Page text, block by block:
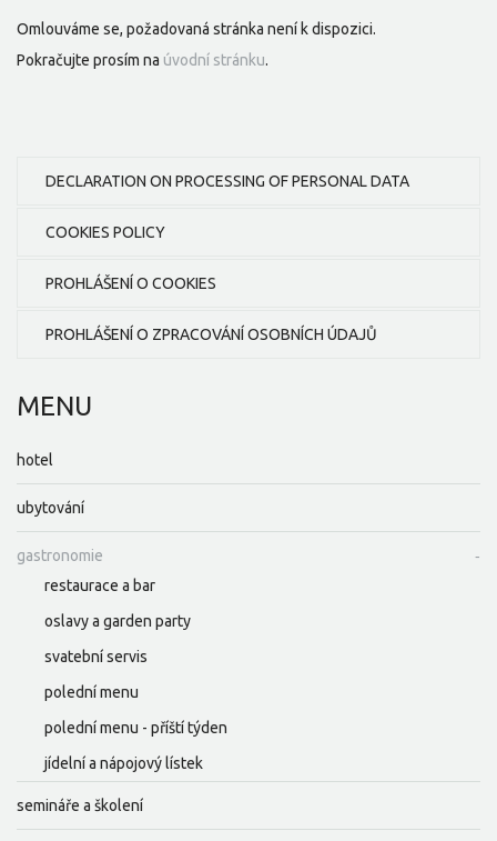
Omlouváme se, požadovaná stránka není k dispozici.
Pokračujte prosím na úvodní stránku.
DECLARATION ON PROCESSING OF PERSONAL DATA
COOKIES POLICY
PROHLÁŠENÍ O COOKIES
PROHLÁŠENÍ O ZPRACOVÁNÍ OSOBNÍCH ÚDAJŮ
MENU
hotel
ubytování
gastronomie
restaurace a bar
oslavy a garden party
svatební servis
polední menu
polední menu - příští týden
jídelní a nápojový lístek
semináře a školení